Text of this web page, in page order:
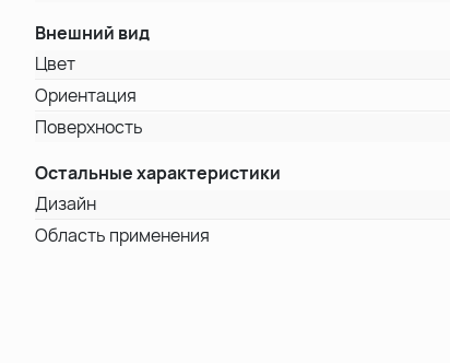
Внешний вид
Цвет
Ориентация
Поверхность
Остальные характеристики
Дизайн
Область применения